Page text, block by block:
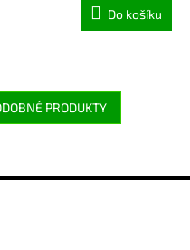
Do košíku
PRODUKTY